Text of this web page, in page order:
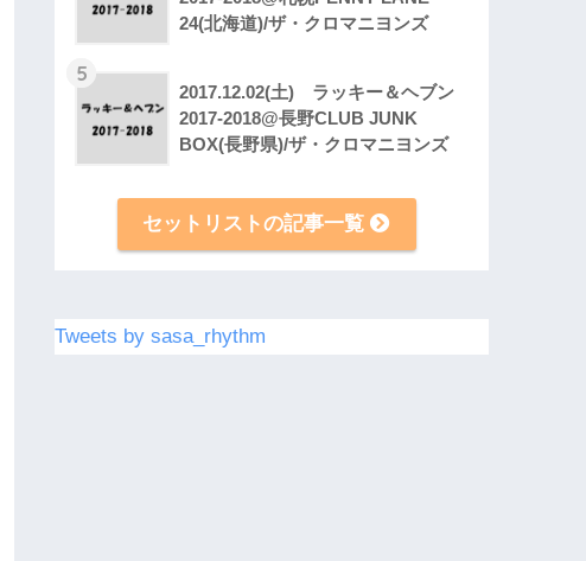
24(北海道)/ザ・クロマニヨンズ
5
2017.12.02(土) ラッキー＆ヘブン
2017-2018@長野CLUB JUNK
BOX(長野県)/ザ・クロマニヨンズ
セットリストの記事一覧
Tweets by sasa_rhythm